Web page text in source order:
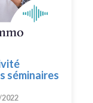
séminaires